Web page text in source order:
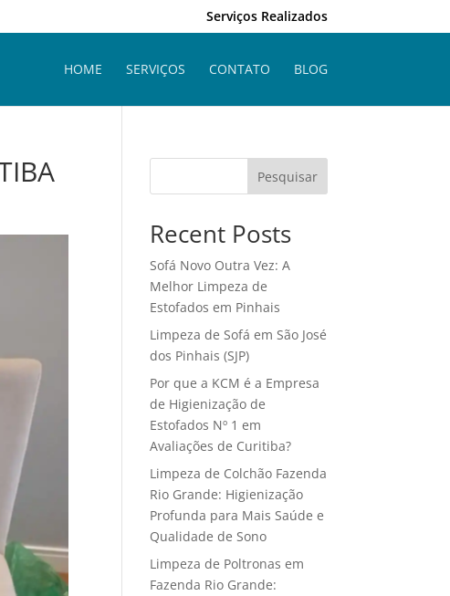
Serviços Realizados
HOME SERVIÇOS CONTATO BLOG
Pesquisar
Recent Posts
Sofá Novo Outra Vez: A
Melhor Limpeza de
Estofados em Pinhais
Limpeza de Sofá em São José
dos Pinhais (SJP)
Por que a KCM é a Empresa
de Higienização de
Estofados Nº 1 em
Avaliações de Curitiba?
Limpeza de Colchão Fazenda
Rio Grande: Higienização
Profunda para Mais Saúde e
Qualidade de Sono
Limpeza de Poltronas em
Fazenda Rio Grande: